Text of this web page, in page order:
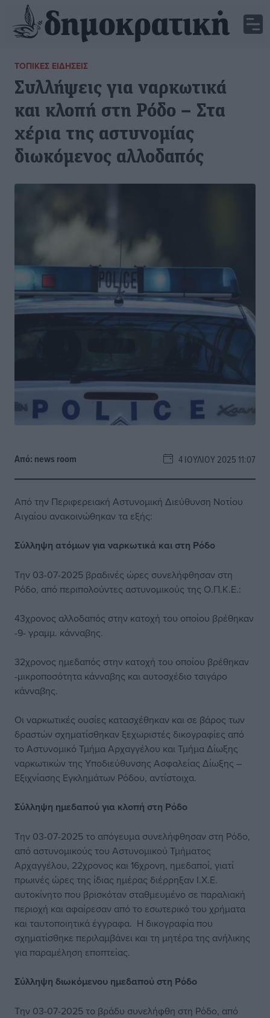
ΤΟΠΙΚΈΣ ΕΙΔΉΣΕΙΣ
Συλλήψεις για ναρκωτικά
και κλοπή στη Ρόδο – Στα
χέρια της αστυνομίας
διωκόμενος αλλοδαπός
Από: news room 4 ΙΟΥΛΊΟΥ 2025 11:07
Από την Περιφερειακή Αστυνομική Διεύθυνση Νοτίου
Αιγαίου ανακοινώθηκαν τα εξής:
Σύλληψη ατόμων για ναρκωτικά και στη Ρόδο
Την 03-07-2025 βραδινές ώρες συνελήφθησαν στη
Ρόδο, από περιπολούντες αστυνομικούς της Ο.Π.Κ.Ε.:
43χρονος αλλοδαπός στην κατοχή του οποίου βρέθηκαν
-9- γραμμ. κάνναβης.
32χρονος ημεδαπός στην κατοχή του οποίου βρέθηκαν
-μικροποσότητα κάνναβης και αυτοσχέδιο τσιγάρο
κάνναβης.
Οι ναρκωτικές ουσίες κατασχέθηκαν και σε βάρος των
δραστών σχηματίσθηκαν ξεχωριστές δικογραφίες από
το Αστυνομικό Τμήμα Αρχαγγέλου και Τμήμα Δίωξης
ναρκωτικών της Υποδιεύθυνσης Ασφαλείας Δίωξης –
Εξιχνίασης Εγκλημάτων Ρόδου, αντίστοιχα.
Σύλληψη ημεδαπού για κλοπή στη Ρόδο
Την 03-07-2025 το απόγευμα συνελήφθησαν στη Ρόδο,
από αστυνομικούς του Αστυνομικού Τμήματος
Αρχαγγέλου, 22χρονος και 16χρονη, ημεδαποί, γιατί
πρωινές ώρες της ίδιας ημέρας διέρρηξαν Ι.Χ.Ε.
αυτοκίνητο που βρισκόταν σταθμευμένο σε παραλιακή
περιοχή και αφαίρεσαν από το εσωτερικό του χρήματα
και ταυτοποιητικά έγγραφα. Η δικογραφία που
σχηματίσθηκε περιλαμβάνει και τη μητέρα της ανήλικης
για παραμέληση εποπτείας.
Σύλληψη διωκόμενου ημεδαπού στη Ρόδο
Την 03-07-2025 το βράδυ συνελήφθη στη Ρόδο, από